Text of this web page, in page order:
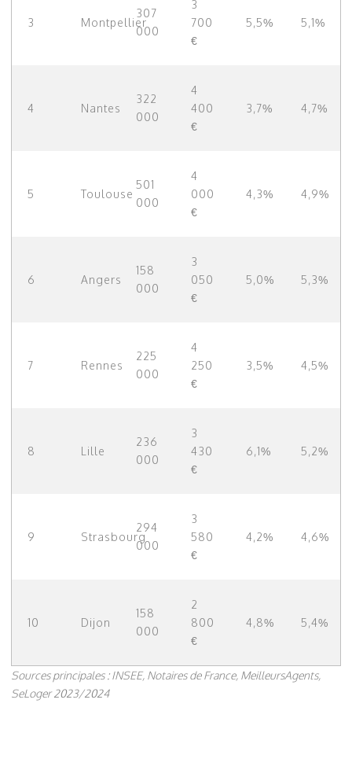
3 Montpellier
307
000
3
700
€
5,5% 5,1%
4 Nantes
322
000
4
400
€
3,7% 4,7%
5 Toulouse
501
000
4
000
€
4,3% 4,9%
6 Angers
158
000
3
050
€
5,0% 5,3%
7 Rennes
225
000
4
250
€
3,5% 4,5%
8 Lille
236
000
3
430
€
6,1% 5,2%
9 Strasbourg
294
000
3
580
€
4,2% 4,6%
10 Dijon
158
000
2
800
€
4,8% 5,4%
Sources principales : INSEE, Notaires de France, MeilleursAgents,
SeLoger 2023/2024